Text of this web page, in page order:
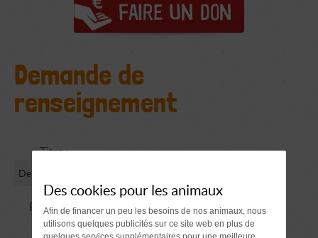
Demande de
renseignement
Titre :
Prénom
NOM :
Des cookies pour les animaux
Afin de financer un peu les besoins de nos animaux, nous
utilisons quelques publicités sur ce site web en plus de